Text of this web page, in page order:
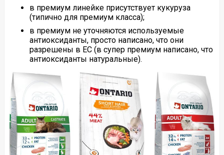
в премиум линейке присутствует кукуруза
(типично для премиум класса);
в премиум не уточняются используемые
антиоксиданты, просто написано, что они
разрешены в ЕС (в супер премиум написано, что
антиоксиданты натуральные).